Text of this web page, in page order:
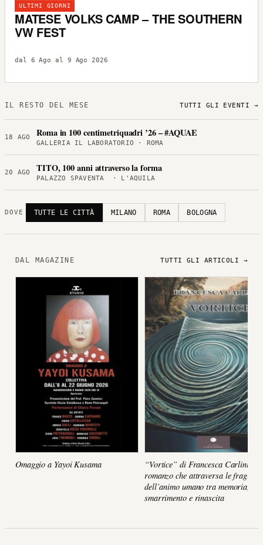
ULTIMI GIORNI
MATESE VOLKS CAMP – THE SOUTHERN
VW FEST
dal 6 Ago al 9 Ago 2026
IL RESTO DEL MESE TUTTI GLI EVENTI →
18 AGO Roma in 100 centimetriquadri ’26 – #AQUAE
GALLERIA IL LABORATORIO · ROMA
20 AGO TITO, 100 anni attraverso la forma
PALAZZO SPAVENTA · L'AQUILA
DOVE TUTTE LE CITTÀ MILANO ROMA BOLOGNA
DAL MAGAZINE TUTTI GLI ARTICOLI →
Omaggio a Yayoi Kusama
“Vortice” di Francesca Carlini, un
romanzo che attraversa le fragilità
dell’animo umano tra memoria,
smarrimento e rinascita